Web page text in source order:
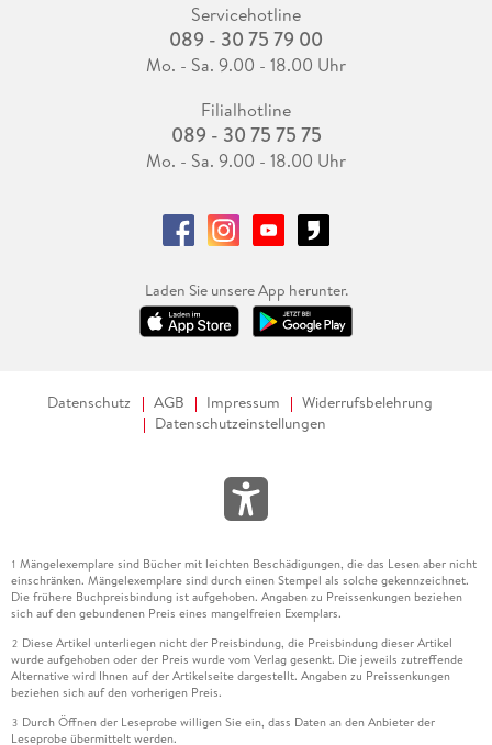
Servicehotline
089 - 30 75 79 00
Mo. - Sa. 9.00 - 18.00 Uhr
Filialhotline
089 - 30 75 75 75
Mo. - Sa. 9.00 - 18.00 Uhr
Laden Sie unsere App herunter.
Datenschutz AGB Impressum
Widerrufsbelehrung
Datenschutzeinstellungen
1 Mängelexemplare sind Bücher mit leichten Beschädigungen, die das Lesen aber nicht
einschränken. Mängelexemplare sind durch einen Stempel als solche gekennzeichnet.
Die frühere Buchpreisbindung ist aufgehoben. Angaben zu Preissenkungen beziehen
sich auf den gebundenen Preis eines mangelfreien Exemplars.
2 Diese Artikel unterliegen nicht der Preisbindung, die Preisbindung dieser Artikel
wurde aufgehoben oder der Preis wurde vom Verlag gesenkt. Die jeweils zutreffende
Alternative wird Ihnen auf der Artikelseite dargestellt. Angaben zu Preissenkungen
beziehen sich auf den vorherigen Preis.
3 Durch Öffnen der Leseprobe willigen Sie ein, dass Daten an den Anbieter der
Leseprobe übermittelt werden.